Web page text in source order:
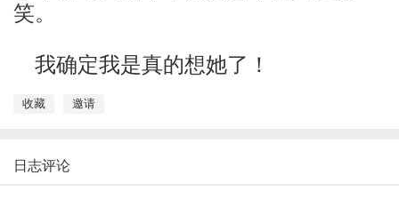
笑。
我确定我是真的想她了！
收藏 邀请
日志评论